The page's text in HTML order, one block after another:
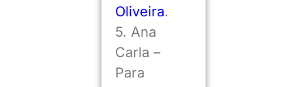
Oliveira.
5. Ana
Carla –
Para